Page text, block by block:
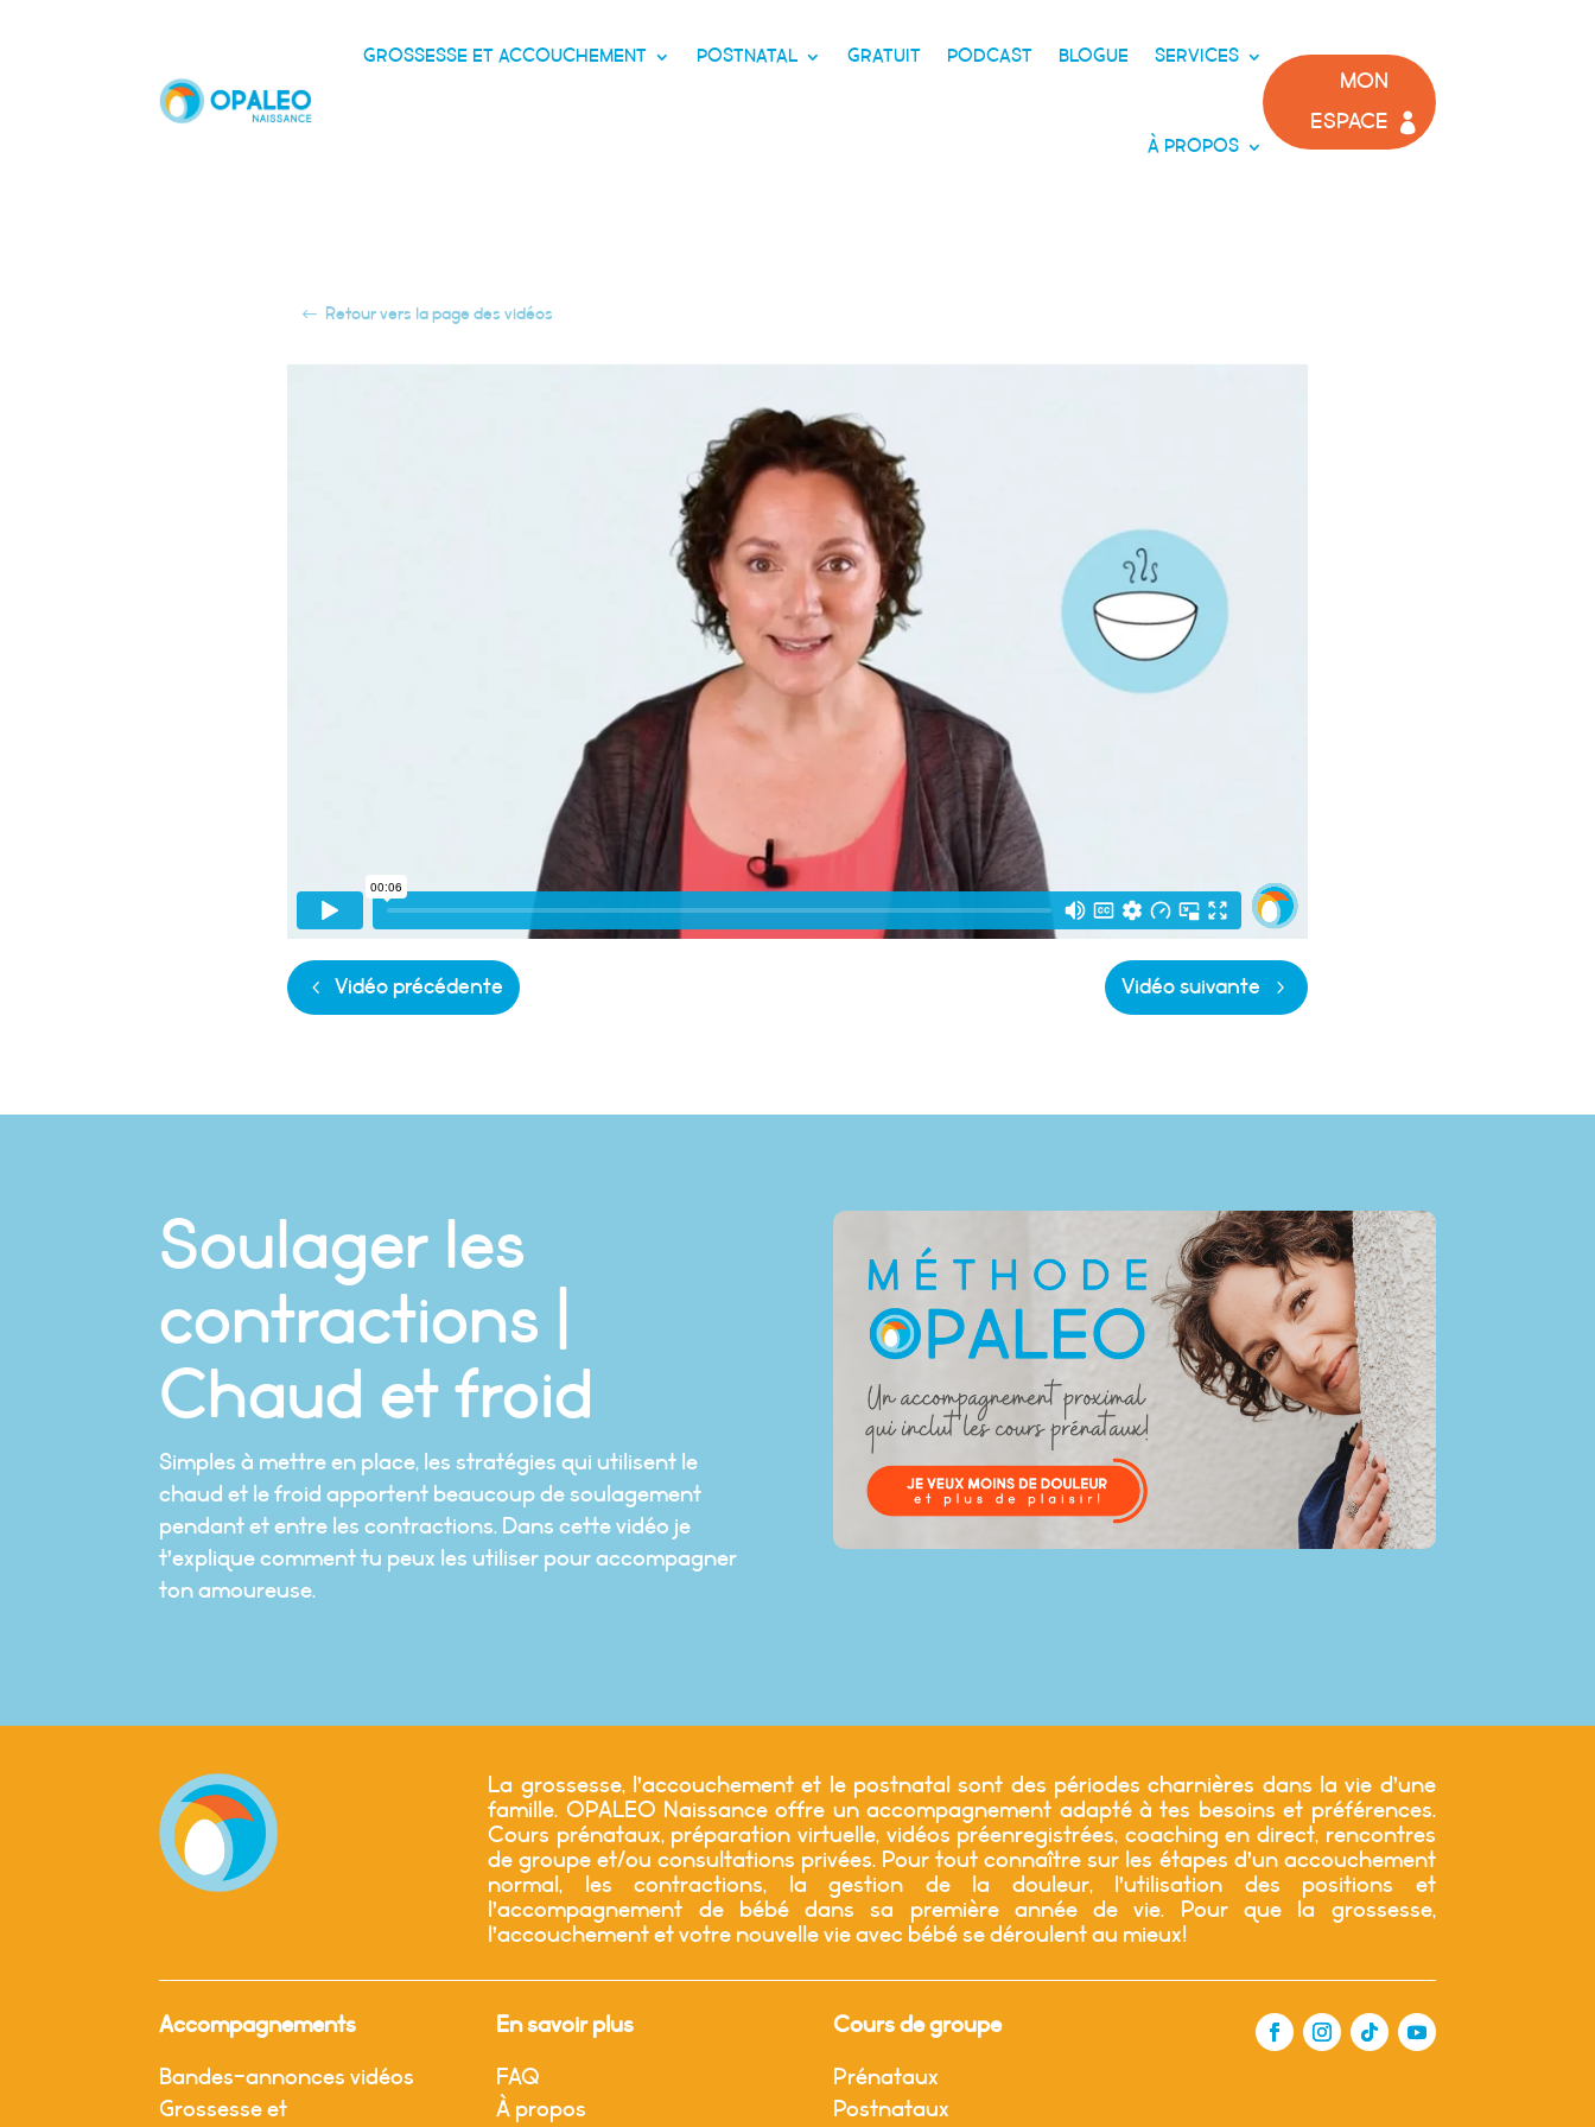
GROSSESSE ET ACCOUCHEMENT POSTNATAL GRATUIT PODCAST BLOGUE SERVICES
À PROPOS
MON
ESPACE
Retour vers la page des vidéos
Vidéo précédente Vidéo suivante
Soulager les
contractions |
Chaud et froid
Simples à mettre en place, les stratégies qui utilisent le
chaud et le froid apportent beaucoup de soulagement
pendant et entre les contractions. Dans cette vidéo je
t’explique comment tu peux les utiliser pour accompagner
ton amoureuse.
La grossesse, l’accouchement et le postnatal sont des périodes charnières dans la vie d’une
famille. OPALEO Naissance offre un accompagnement adapté à tes besoins et préférences.
Cours prénataux, préparation virtuelle, vidéos préenregistrées, coaching en direct, rencontres
de groupe et/ou consultations privées. Pour tout connaître sur les étapes d’un accouchement
normal, les contractions, la gestion de la douleur, l’utilisation des positions et
l’accompagnement de bébé dans sa première année de vie. Pour que la grossesse,
l’accouchement et votre nouvelle vie avec bébé se déroulent au mieux!
Accompagnements
Bandes-annonces vidéos
Grossesse et
En savoir plus
FAQ
À propos
Cours de groupe
Prénataux
Postnataux